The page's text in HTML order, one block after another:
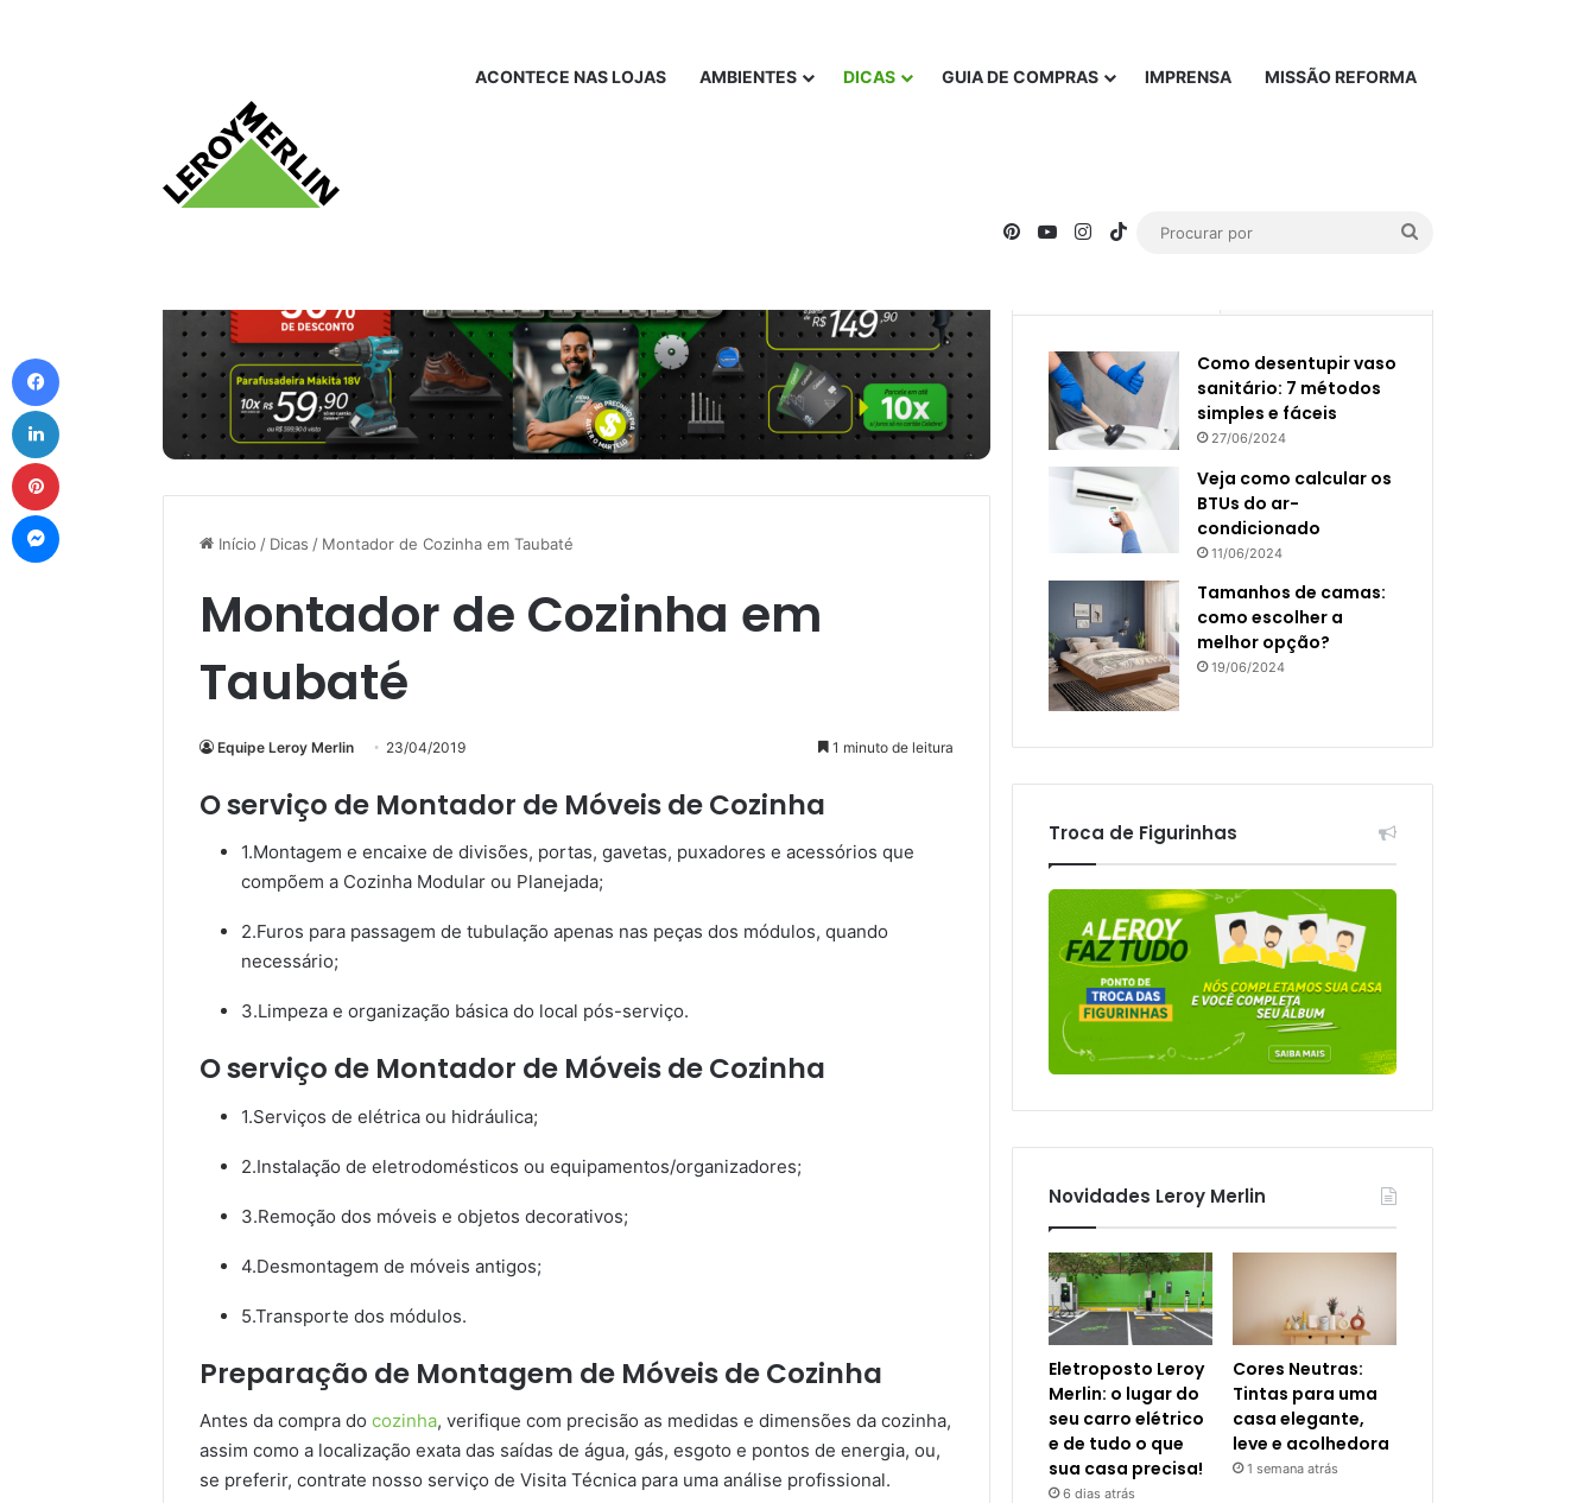
ACONTECE NAS LOJAS AMBIENTES DICAS GUIA DE COMPRAS IMPRENSA MISSÃO REFORMA
PinterestYouTubeInstagram
TikTok
Início / Dicas / Montador de Cozinha em Taubaté
Montador de Cozinha em
Taubaté
Equipe Leroy Merlin 23/04/2019 1 minuto de leitura
O serviço de Montador de Móveis de Cozinha
1.Montagem e encaixe de divisões, portas, gavetas, puxadores e acessórios que
compõem a Cozinha Modular ou Planejada;
2.Furos para passagem de tubulação apenas nas peças dos módulos, quando
necessário;
3.Limpeza e organização básica do local pós-serviço.
O serviço de Montador de Móveis de Cozinha
1.Serviços de elétrica ou hidráulica;
2.Instalação de eletrodomésticos ou equipamentos/organizadores;
3.Remoção dos móveis e objetos decorativos;
4.Desmontagem de móveis antigos;
5.Transporte dos módulos.
Preparação de Montagem de Móveis de Cozinha
Antes da compra do cozinha, verifique com precisão as medidas e dimensões da cozinha,
assim como a localização exata das saídas de água, gás, esgoto e pontos de energia, ou,
se preferir, contrate nosso serviço de Visita Técnica para uma análise profissional.
Como desentupir vaso
sanitário: 7 métodos
simples e fáceis
27/06/2024
Veja como calcular os
BTUs do ar-
condicionado
11/06/2024
Tamanhos de camas:
como escolher a
melhor opção?
19/06/2024
Troca de Figurinhas
Novidades Leroy Merlin
Eletroposto Leroy
Merlin: o lugar do
seu carro elétrico
e de tudo o que
sua casa precisa!
6 dias atrás
Cores Neutras:
Tintas para uma
casa elegante,
leve e acolhedora
1 semana atrás